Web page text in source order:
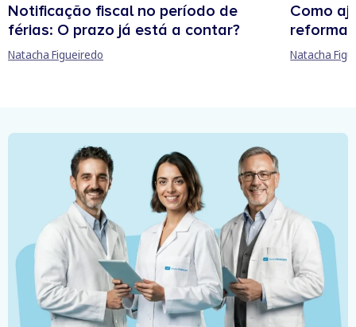
Notificação fiscal no período de
férias: O prazo já está a contar?
Natacha Figueiredo
Como
reforma
Natacha